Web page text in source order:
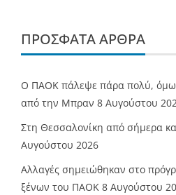
ΠΡΌΣΦΑΤΑ ΆΡΘΡΑ
Ο ΠΑΟΚ πάλεψε πάρα πολύ,
από την Μπραν 8 Αυγούστου
Στη Θεσσαλονίκη από σήμερα
Αυγούστου 2026
Αλλαγές σημειώθηκαν στο
ξένων του ΠΑΟΚ 8 Αυγούστου